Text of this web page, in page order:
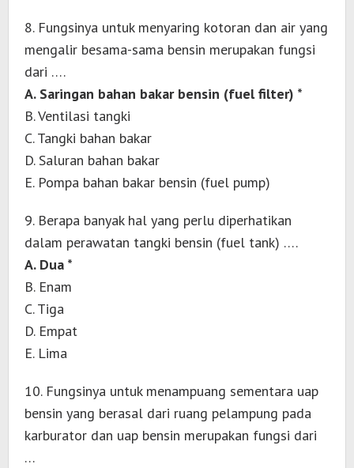
8. Fungsinya untuk menyaring kotoran dan air yang
mengalir besama-sama bensin merupakan fungsi
dari ….
A. Saringan bahan bakar bensin (fuel filter) *
B. Ventilasi tangki
C. Tangki bahan bakar
D. Saluran bahan bakar
E. Pompa bahan bakar bensin (fuel pump)
9. Berapa banyak hal yang perlu diperhatikan
dalam perawatan tangki bensin (fuel tank) ….
A. Dua *
B. Enam
C. Tiga
D. Empat
E. Lima
10. Fungsinya untuk menampuang sementara uap
bensin yang berasal dari ruang pelampung pada
karburator dan uap bensin merupakan fungsi dari
…